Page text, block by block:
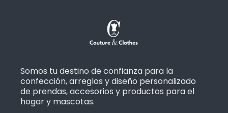
Somos tu destino de confianza para la
confección, arreglos y diseño personalizado
de prendas, accesorios y productos para el
hogar y mascotas.